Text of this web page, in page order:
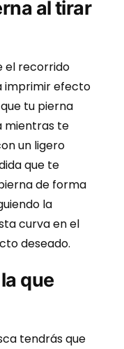
al tirar
el recorrido
imprimir efecto
tu pierna
mientras te
un ligero
que te
de forma
la
curva en el
deseado.
que
tendrás que